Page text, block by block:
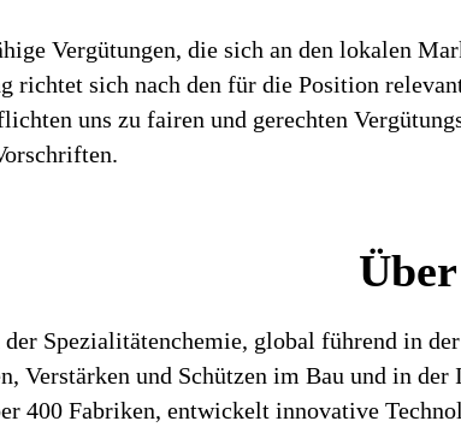
Vergütungen, die sich an den lokalen
richtet sich nach den für die Position
uns zu fairen und gerechten
Spezialitätenchemie, global führend in
Verstärken und Schützen im Bau und in
400 Fabriken, entwickelt innovative